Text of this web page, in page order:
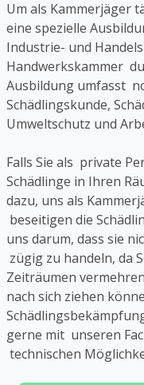
Um als Kammerjäger
eine spezielle
Industrie- und
Handwerkskammer
Ausbildung umfasst
Schädlingskunde,
Umweltschutz und
Falls Sie als private
Schädlinge in Ihren
dazu, uns als
beseitigen die
uns darum, dass sie
zügig zu handeln, da
Zeiträumen
nach sich ziehen
gerne mit unseren
technischen